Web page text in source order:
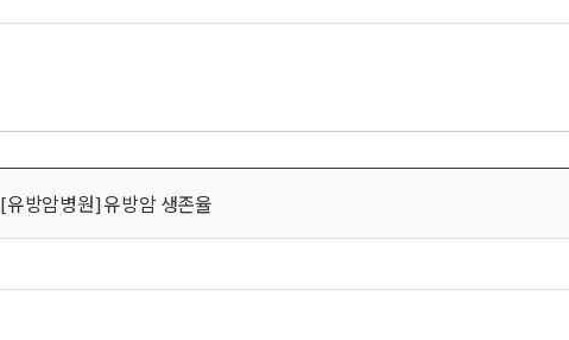
[유방암병원] 유방암 생존율